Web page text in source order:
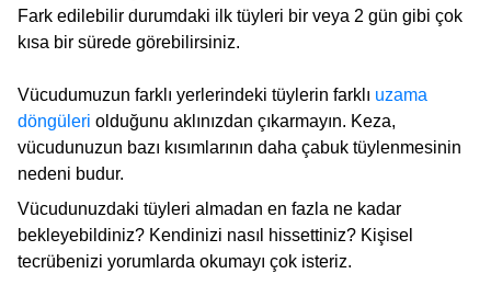
Fark edilebilir durumdaki ilk tüyleri bir veya 2 gün gibi çok
kısa bir sürede görebilirsiniz.
Vücudumuzun farklı yerlerindeki tüylerin farklı uzama
döngüleri olduğunu aklınızdan çıkarmayın. Keza,
vücudunuzun bazı kısımlarının daha çabuk tüylenmesinin
nedeni budur.
Vücudunuzdaki tüyleri almadan en fazla ne kadar
bekleyebildiniz? Kendinizi nasıl hissettiniz? Kişisel
tecrübenizi yorumlarda okumayı çok isteriz.